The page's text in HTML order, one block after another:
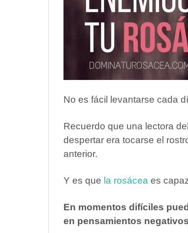
No es fácil levantarse cada
Recuerdo que una lectora
despertar era tocarse el
anterior.
Y es que la rosácea es
En momentos difíciles
en pensamientos